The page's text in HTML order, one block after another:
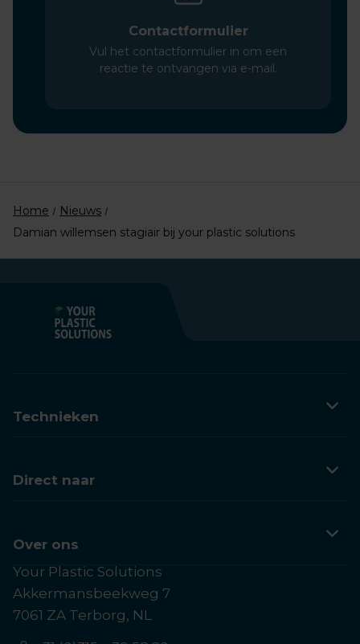
Contactformulier
Vul het contactformulier in om een
reactie te ontvangen via e-mail.
Home
Nieuws
Damian willemsen stagiair bij your plastic solutions
Technieken
Vacuümvormen
Direct naar
Kennis
Over ons
Contactpagina
Over Your Plastic Solutions
Your Plastic Solutions
Akkermansbeekweg 7
7061 ZA Terborg, NL